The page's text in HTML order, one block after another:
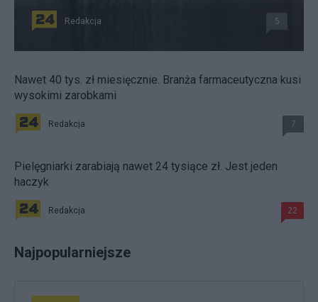
Redakcja 5
Nawet 40 tys. zł miesięcznie. Branża farmaceutyczna kusi
wysokimi zarobkami
Redakcja 7
Pielęgniarki zarabiają nawet 24 tysiące zł. Jest jeden
haczyk
Redakcja 22
Najpopularniejsze